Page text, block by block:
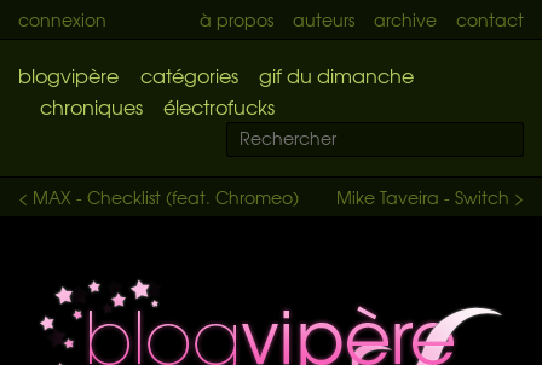
connexion à propos auteurs archive contact
blogvipère catégories
gif du dimanche
chroniques
électrofucks
Mike Taveira - Switch >
< MAX - Checklist (feat. Chromeo)